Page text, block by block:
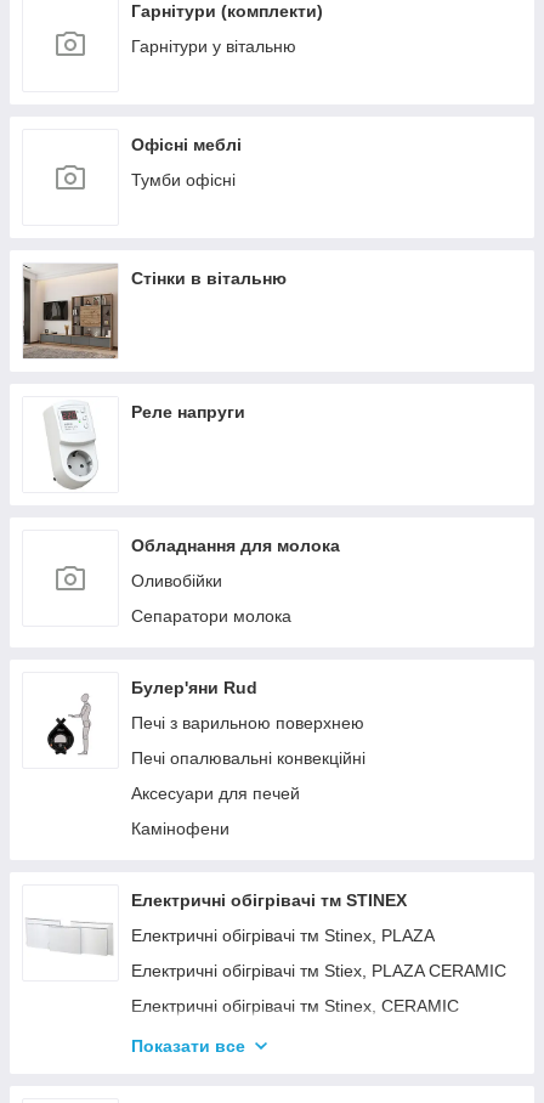
Гарнітури (комплекти)
Гарнітури у вітальню
Офісні меблі
Тумби офісні
Стінки в вітальню
Реле напруги
Обладнання для молока
Оливобійки
Сепаратори молока
Булер'яни Rud
Печі з варильною поверхнею
Печі опалювальні конвекційні
Аксесуари для печей
Камінофени
Електричні обігрівачі тм STINEX
Електричні обігрівачі тм Stinex, PLAZA
Електричні обігрівачі тм Stiex, PLAZA CERAMIC
Електричні обігрівачі тм Stinex, CERAMIC
Електричні обігрівачі тм Stinex, COMBIE
Показати все